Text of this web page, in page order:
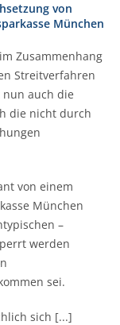
von
München
Zusammenhang
Streitverfahren
auch die
die nicht durch
von einem
München
–
werden
sei.
sich [...]